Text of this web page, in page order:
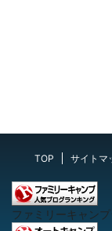
TOP サイトマ
ファミリーキャン